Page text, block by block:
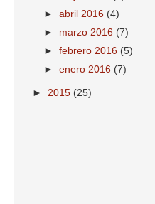
►abril 2016 (4)
► marzo 2016 (7)
►febrero 2016 (5)
►enero 2016 (7)
► 2015 (25)